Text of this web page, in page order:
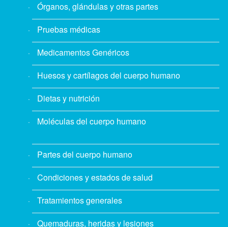
Órganos, glándulas y otras partes
Pruebas médicas
Medicamentos Genéricos
Huesos y cartílagos del cuerpo humano
Dietas y nutrición
Moléculas del cuerpo humano
Partes del cuerpo humano
Condiciones y estados de salud
Tratamientos generales
Quemaduras, heridas y lesiones